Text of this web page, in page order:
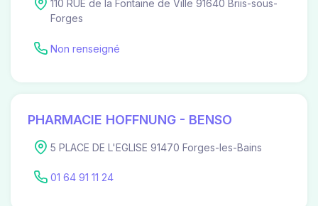
110 RUE de la Fontaine de Ville 91640 Briis-sous-
Forges
Non renseigné
PHARMACIE HOFFNUNG - BENSO
5 PLACE DE L'EGLISE 91470 Forges-les-Bains
01 64 91 11 24